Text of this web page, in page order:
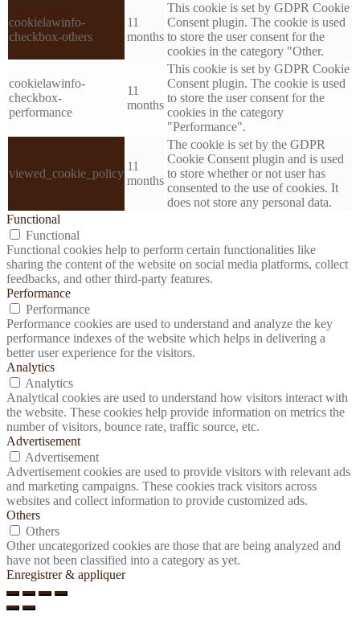
cookielawinfo-
checkbox-others
11
months
This cookie is set by GDPR Cookie
Consent plugin. The cookie is used
to store the user consent for the
cookies in the category "Other.
cookielawinfo-
checkbox-
performance
11
months
This cookie is set by GDPR Cookie
Consent plugin. The cookie is used
to store the user consent for the
cookies in the category
"Performance".
viewed_cookie_policy
11
months
The cookie is set by the GDPR
Cookie Consent plugin and is used
to store whether or not user has
consented to the use of cookies. It
does not store any personal data.
Functional
Functional
Functional cookies help to perform certain functionalities like
sharing the content of the website on social media platforms, collect
feedbacks, and other third-party features.
Performance
Performance
Performance cookies are used to understand and analyze the key
performance indexes of the website which helps in delivering a
better user experience for the visitors.
Analytics
Analytics
Analytical cookies are used to understand how visitors interact with
the website. These cookies help provide information on metrics the
number of visitors, bounce rate, traffic source, etc.
Advertisement
Advertisement
Advertisement cookies are used to provide visitors with relevant ads
and marketing campaigns. These cookies track visitors across
websites and collect information to provide customized ads.
Others
Others
Other uncategorized cookies are those that are being analyzed and
have not been classified into a category as yet.
Enregistrer & appliquer